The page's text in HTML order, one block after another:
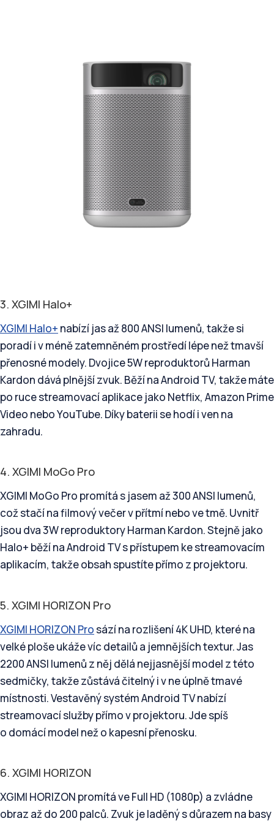
3. XGIMI Halo+
XGIMI Halo+ nabízí jas až 800 ANSI lumenů, takže si
poradí i v méně zatemněném prostředí lépe než tmavší
přenosné modely. Dvojice 5W reproduktorů Harman
Kardon dává plnější zvuk. Běží na Android TV, takže máte
po ruce streamovací aplikace jako Netflix, Amazon Prime
Video nebo YouTube. Díky baterii se hodí i ven na
zahradu.
4. XGIMI MoGo Pro
XGIMI MoGo Pro promítá s jasem až 300 ANSI lumenů,
což stačí na filmový večer v přítmí nebo ve tmě. Uvnitř
jsou dva 3W reproduktory Harman Kardon. Stejně jako
Halo+ běží na Android TV s přístupem ke streamovacím
aplikacím, takže obsah spustíte přímo z projektoru.
5. XGIMI HORIZON Pro
XGIMI HORIZON Prosází na rozlišení 4K UHD, které na
velké ploše ukáže víc detailů a jemnějších textur. Jas
2200 ANSI lumenů z něj dělá nejjasnější model z této
sedmičky, takže zůstává čitelný i v ne úplně tmavé
místnosti. Vestavěný systém Android TV nabízí
streamovací služby přímo v projektoru. Jde spíš
o domácí model než o kapesní přenosku.
6. XGIMI HORIZON
XGIMI HORIZON promítá ve Full HD (1080p) a zvládne
obraz až do 200 palců. Zvuk je laděný s důrazem na basy